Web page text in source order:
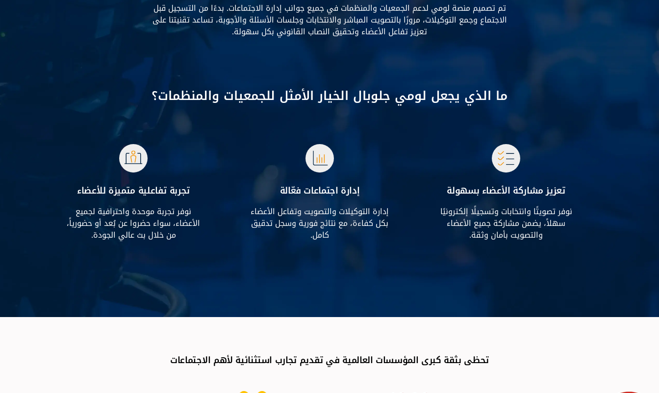
تم تصميم منصة لومي لدعم الجمعيات والمنظمات في جميع جوانب إدارة الاجتماعات. بدءًا من التسجيل قبل
الاجتماع وجمع التوكيلات، مرورًا بالتصويت المباشر والانتخابات وجلسات الأسئلة والأجوبة، تساعد تقنيتنا على
تعزيز تفاعل الأعضاء وتحقيق النصاب القانوني بكل سهولة.
ما الذي يجعل لومي جلوبال الخيار الأمثل للجمعيات والمنظمات؟
تعزيز مشاركة الأعضاء بسهولة
نوفر تصويتًا وانتخابات وتسجيلًا إلكترونيًا
سهلاً، يضمن مشاركة جميع الأعضاء
والتصويت بأمان وثقة.
إدارة اجتماعات فعّالة
إدارة التوكيلات والتصويت وتفاعل الأعضاء
بكل كفاءة، مع نتائج فورية وسجل تدقيق
كامل.
تجربة تفاعلية متميزة للأعضاء
نوفر تجربة موحدة واحترافية لجميع
الأعضاء، سواء حضروا عن بُعد أو حضورياً،
من خلال بث عالي الجودة.
تحظى بثقة كبرى المؤسسات العالمية في تقديم تجارب استثنائية لأهم الاجتماعات